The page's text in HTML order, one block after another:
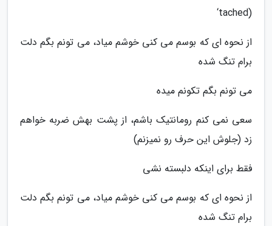
‘tached)
از نحوه ای که بوسم می کنی خوشم میاد، می تونم بگم دلت
برام تنگ شده
می تونم بگم تکونم میده
سعی نمی کنم رومانتیک باشم، از پشت بهش ضربه خواهم
زد (جلوش این حرف رو نمیزنم)
فقط برای اینکه دلبسته نشی
از نحوه ای که بوسم می کنی خوشم میاد، می تونم بگم دلت
برام تنگ شده